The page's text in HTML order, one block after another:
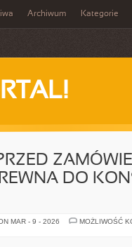
Archiwum Kategorie
DO
MAR - 9 - 2026
MOŻLIWOŚĆ